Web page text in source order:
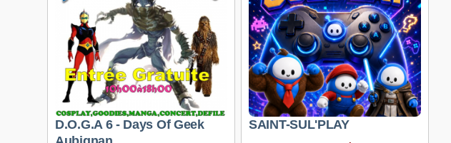
D.O.G.A 6 - Days Of Geek
SAINT-SUL'PLAY